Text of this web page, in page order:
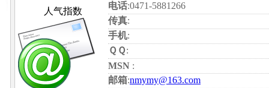
人气指数
电话:0471-5881266
传真:
手机:
ＱＱ:
MSN :
邮箱:nmymy@163.com